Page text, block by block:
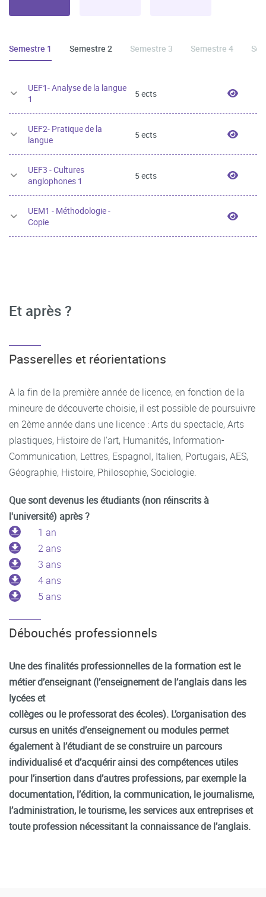
Semestre 1 Semestre 2 Semestre 3 Semestre 4
UEF1- Analyse de la langue
1
5 ects
UEF2- Pratique de la
langue
5 ects
UEF3 - Cultures
anglophones 1
5 ects UEF3
UEM1 - Méthodologie -
Copie
UEM1
Et après ?
Passerelles et réorientations
A la fin de la première année de licence, en fonction de la
mineure de découverte choisie, il est possible de poursuivre
en 2ème année dans une licence : Arts du spectacle, Arts
plastiques, Histoire de l'art, Humanités, Information-
Communication, Lettres, Espagnol, Italien, Portugais, AES,
Géographie, Histoire, Philosophie, Sociologie.
Que sont devenus les étudiants (non réinscrits à
l'université) après ?
1 an
2 ans
3 ans
4 ans
5 ans
Débouchés professionnels
Une des finalités professionnelles de la formation est le
métier d’enseignant (l’enseignement de l’anglais dans les
lycées et
collèges ou le professorat des écoles). L’organisation des
cursus en unités d’enseignement ou modules permet
également à l’étudiant de se construire un parcours
individualisé et d’acquérir ainsi des compétences utiles
pour l’insertion dans d’autres professions, par exemple la
documentation, l’édition, la communication, le journalisme,
l’administration, le tourisme, les services aux entreprises et
toute profession nécessitant la connaissance de l’anglais.